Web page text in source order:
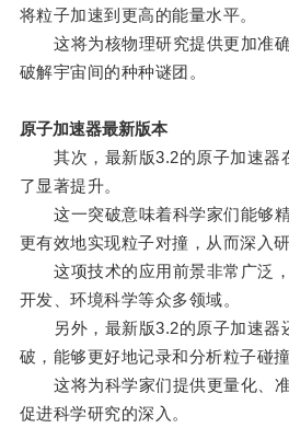
将粒子加速到更高的能量水平。
这将为核物理研究提供更加准确
破解宇宙间的种种谜团。
原子加速器最新版本
其次，最新版3.2的原子加速器
了显著提升。
这一突破意味着科学家们能够精
更有效地实现粒子对撞，从而深入
这项技术的应用前景非常广泛，
开发、环境科学等众多领域。
另外，最新版3.2的原子加速器
破，能够更好地记录和分析粒子碰撞
这将为科学家们提供更量化、准
促进科学研究的深入。